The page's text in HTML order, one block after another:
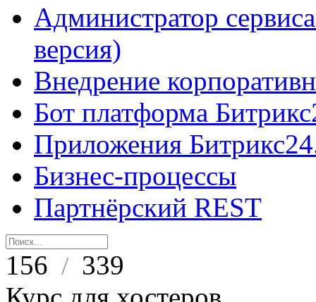
Администратор
версия)
Внедрение
Бот платформа
Приложения
Бизнес-процессы
Партнёрский REST
156 / 339